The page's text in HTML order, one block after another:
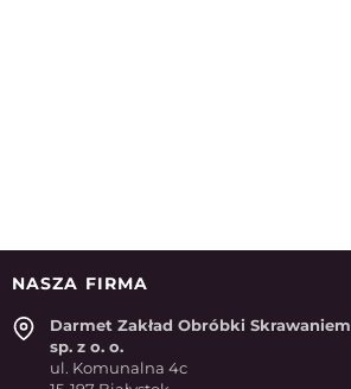
NASZA FIRMA
Darmet Zakład Obróbki Skrawaniem
sp. z o. o.
ul. Komunalna 4c